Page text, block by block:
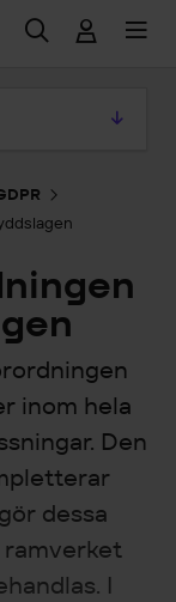
inom hela
Den
dessa
I